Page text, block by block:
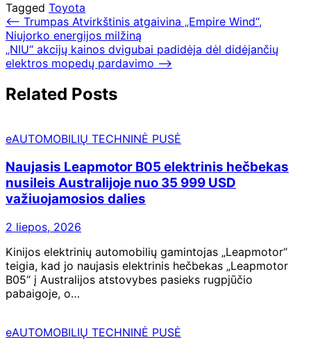
Tagged Toyota
Navigacija
tarp
įrašų
⟵ Trumpas Atvirkštinis atgaivina „Empire Wind“,
Niujorko energijos milžiną
„NIU“ akcijų kainos dvigubai padidėja dėl didėjančių
elektros mopedų pardavimo ⟶
Related Posts
eAUTOMOBILIŲ TECHNINĖ PUSĖ
Naujasis Leapmotor B05 elektrinis hečbekas
nusileis Australijoje nuo 35 999 USD
važiuojamosios dalies
2 liepos, 2026
Kinijos elektrinių automobilių gamintojas „Leapmotor“
teigia, kad jo naujasis elektrinis hečbekas „Leapmotor
B05“ į Australijos atstovybes pasieks rugpjūčio
pabaigoje, o…
eAUTOMOBILIŲ TECHNINĖ PUSĖ